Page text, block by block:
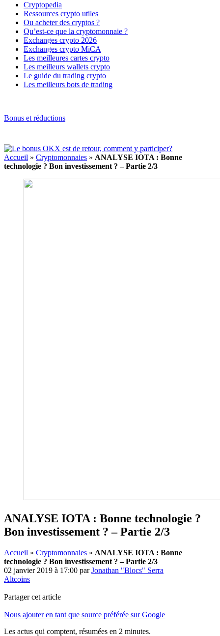
Cryptopedia
Ressources crypto utiles
Ou acheter des cryptos ?
Qu’est-ce que la cryptomonnaie ?
Exchanges crypto 2026
Exchanges crypto MiCA
Les meilleures cartes crypto
Les meilleurs wallets crypto
Le guide du trading crypto
Les meilleurs bots de trading
Bonus et réductions
Accueil » Cryptomonnaies » ANALYSE IOTA : Bonne
technologie ? Bon investissement ? – Partie 2/3
ANALYSE IOTA : Bonne technologie ?
Bon investissement ? – Partie 2/3
Accueil » Cryptomonnaies » ANALYSE IOTA : Bonne
technologie ? Bon investissement ? – Partie 2/3
02 janvier 2019 à 17:00 parJonathan "Blocs" Serra
Altcoins
Partager cet article
Nous ajouter en tant que source préférée sur Google
Les actus qui comptent, résumées en 2 minutes.